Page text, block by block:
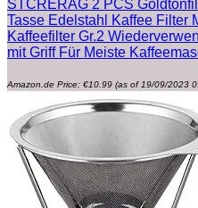
STCRERAG 2 PCS
Tasse Edelstahl Kaffee Filter
Kaffeefilter Gr.2
mit Griff Für Meiste
Amazon.de Price: €10.99 (as of 19/09/2023